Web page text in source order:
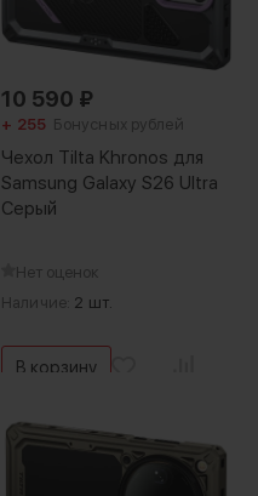
10 590 ₽
+ 255 Бонусных рублей
Чехол Tilta Khronos для
Samsung Galaxy S26 Ultra
Серый
Нет оценок
Наличие: 2 шт.
В корзину